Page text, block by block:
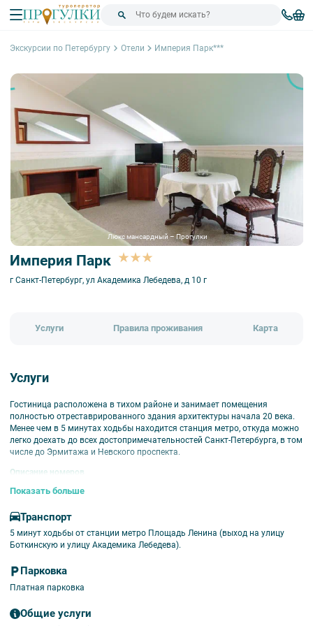
Экскурсии по Петербургу Отели Империя Парк***
Люкс мансардный – Прогулки
Империя Парк
г Санкт-Петербург, ул Академика Лебедева, д 10 г
Услуги Правила проживания Карта
Услуги
Гостиница расположена в тихом районе и занимает помещения
полностью отреставрированного здания архитектуры начала 20 века.
Менее чем в 5 минутах ходьбы находится станция метро, ​​откуда можно
легко доехать до всех достопримечательностей Санкт-Петербурга, в том
числе до Эрмитажа и Невского проспекта.
Описание номеров
Стандартный. Одно-, двухместные номера со всеми удобствами
номере: раздельные кровати, тумбочки, стол, стулья, спутниковое
телевидение, телефон. Ванная комната с душевой кабиной оснащена
современной импортной сантехникой, феном и принадлежностями для
ванной комнаты.
Супериор. Одно-, двухместные номера со всеми удобствами. В каждом
номере: раздельные кровати или одна большая, тумбочки, стол, стулья,
с душевой кабиной оснащена современной импортной сантехникой,
феном и принадлежностями для ванной комнаты.
Показать больше
Транспорт
5 минут ходьбы от станции метро Площадь Ленина (выход на улицу
Боткинскую и улицу Академика Лебедева).
Парковка
Платная парковка
Общие услуги